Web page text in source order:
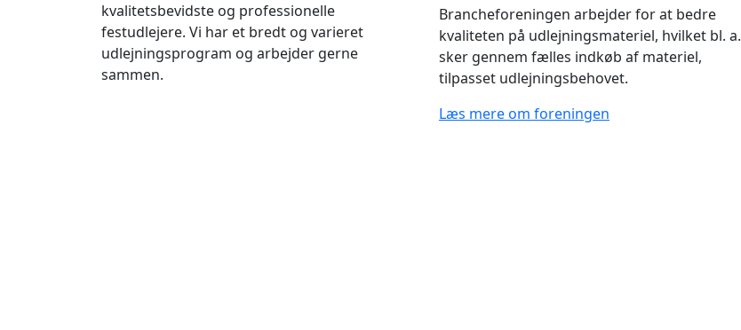
kvalitetsbevidste og professionelle
festudlejere. Vi har et bredt og varieret
udlejningsprogram og arbejder gerne
sammen.
Brancheforeningen arbejder for at bedre
kvaliteten på udlejningsmateriel, hvilket bl. a.
sker gennem fælles indkøb af materiel,
tilpasset udlejningsbehovet.
Læs mere om foreningen